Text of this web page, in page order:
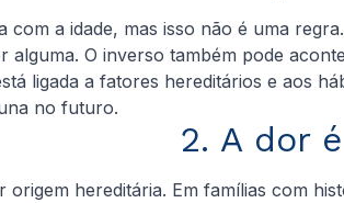
a idade, mas isso não é uma
alguma. O inverso também pode
ligada a fatores hereditários e aos
no futuro.
2. A dor
hereditária. Em famílias com